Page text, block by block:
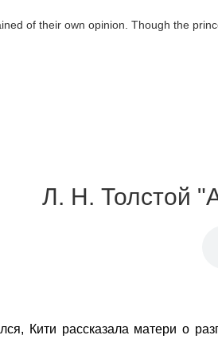
of their own opinion. Though the
Л. Н. Толстой
Кити рассказала матери о